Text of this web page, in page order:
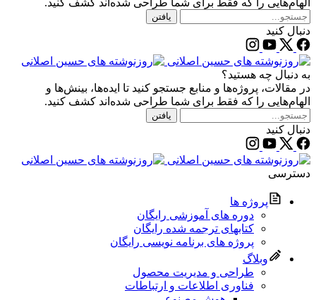
الهام‌هایی را که فقط برای شما طراحی شده‌اند کشف کنید.
یافتن
دنبال کنید
به دنبال چه هستید؟
در مقالات، پروژه‌ها و منابع جستجو کنید تا ایده‌ها، بینش‌ها و
الهام‌هایی را که فقط برای شما طراحی شده‌اند کشف کنید.
یافتن
دنبال کنید
دسترسی
پروژه‌ ها
دوره های آموزشی رایگان
کتابهای ترجمه شده رایگان
پروژه های برنامه نویسی رایگان
وبلاگ
طراحی و مدیریت محصول
فناوری اطلاعات و ارتباطات